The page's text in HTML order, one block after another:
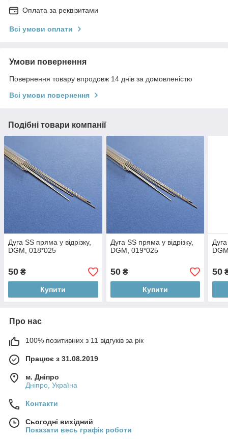
Оплата за реквізитами
Всі умови оплати
Умови повернення
Повернення товару впродовж 14 днів за домовленістю
Всі умови повернення
Подібні товари компанії
Дуга SS пряма у відрізку,
DGM, 018*025
50 ₴
Купити
Дуга SS пряма у відрізку,
DGM, 019*025
50₴
Купити
50
Про нас
100% позитивних з 11 відгуків за рік
Працює з 31.08.2019
м. Дніпро
Дніпро, Україна
Контакти
Сьогодні вихідний
Показати весь графік роботи